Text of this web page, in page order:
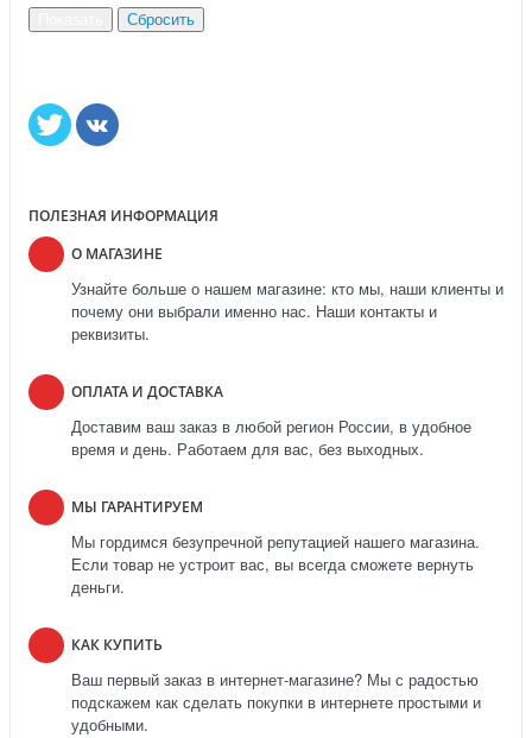
ПОЛЕЗНАЯ ИНФОРМАЦИЯ
О МАГАЗИНЕ
Узнайте больше о нашем магазине: кто мы, наши клиенты и
почему они выбрали именно нас. Наши контакты и
реквизиты.
ОПЛАТА И ДОСТАВКА
Доставим ваш заказ в любой регион России, в удобное
время и день. Работаем для вас, без выходных.
МЫ ГАРАНТИРУЕМ
Мы гордимся безупречной репутацией нашего магазина.
Если товар не устроит вас, вы всегда сможете вернуть
деньги.
КАК КУПИТЬ
Ваш первый заказ в интернет-магазине? Мы с радостью
подскажем как сделать покупки в интернете простыми и
удобными.